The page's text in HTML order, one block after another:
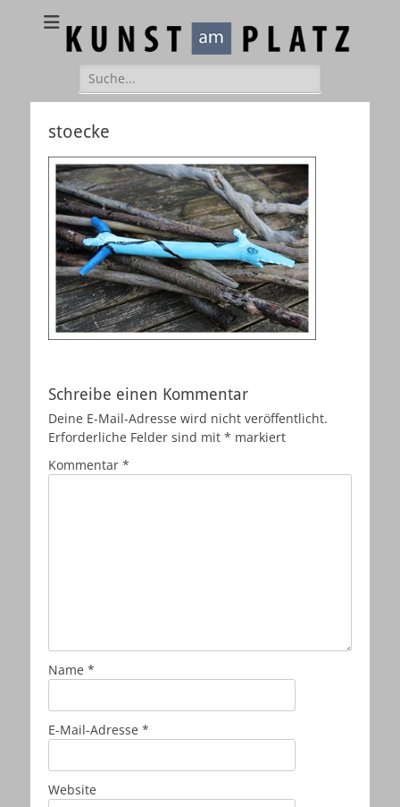
Kunst am Platz
Galerie – Atelier – Kreativ-Events
Suchen
nach:
stoecke
Schreibe einen Kommentar
Deine E-Mail-Adresse wird nicht veröffentlicht.
Erforderliche Felder sind mit * markiert
Kommentar *
Name *
E-Mail-Adresse *
Website